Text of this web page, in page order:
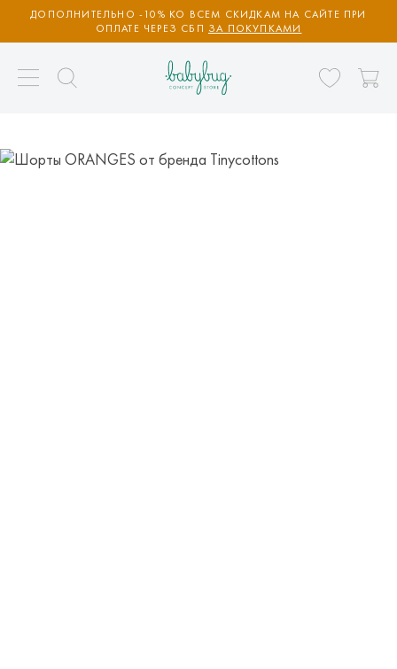
ДОПОЛНИТЕЛЬНО -10% КО ВСЕМ СКИДКАМ НА САЙТЕ ПРИ
ОПЛАТЕ ЧЕРЕЗ СБП ЗА ПОКУПКАМИ